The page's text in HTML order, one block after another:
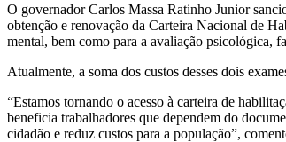
O governador Carlos Massa Ratinho Junior
obtenção e renovação da Carteira Nacional de
mental, bem como para a avaliação psicológica,
Atualmente, a soma dos custos desses dois
“Estamos tornando o acesso à carteira de
beneficia trabalhadores que dependem do
cidadão e reduz custos para a população”,